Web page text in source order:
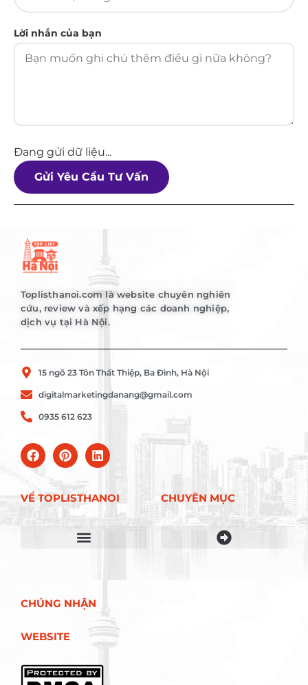
Lời nhắn của bạn
Đang gửi dữ liệu...
Gửi Yêu Cầu Tư Vấn
Toplisthanoi.com là website chuyên nghiên
cứu, review và xếp hạng các doanh nghiệp,
dịch vụ tại Hà Nội.
15 ngõ 23 Tôn Thất Thiệp, Ba Đình, Hà Nội
digitalmarketingdanang@gmail.com
0935 612 623
VỀ TOPLISTHANOI
CHÚNG NHẬN
WEBSITE
CHUYÊN MỤC